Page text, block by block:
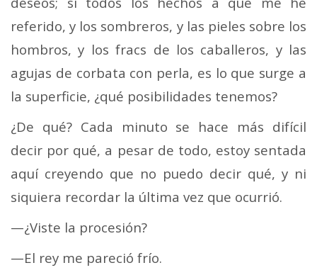
referido, y los sombreros, y las pieles sobre los
hombros, y los fracs de los caballeros, y las
agujas de corbata con perla, es lo que surge a
la superficie, ¿qué posibilidades tenemos?
¿De qué? Cada minuto se hace más difícil
decir por qué, a pesar de todo, estoy sentada
aquí creyendo que no puedo decir qué, y ni
siquiera recordar la última vez que ocurrió.
—¿Viste la procesión?
—El rey me pareció frío.